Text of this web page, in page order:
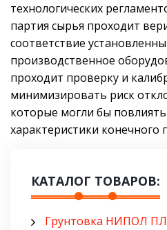
технологических
партия сырья проходит
соответствие
производственное
проходит проверку и
минимизировать риск
которые могли бы
характеристики конечного
КАТАЛОГ ТОВАРОВ:
Грунтовка НИПОЛ